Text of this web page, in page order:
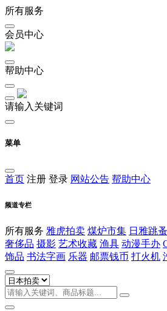
所有服务
会员中心
帮助中心
请输入关键词
菜单
首页 注册 登录 网站公告 帮助中心
频道专栏
所有服务 雅虎拍卖 煤炉市集 日雅跳蚤
奢侈品 摄影 艺术收藏 渔具 动漫手办
饰品 书法字画 乐器 邮票钱币 打火机